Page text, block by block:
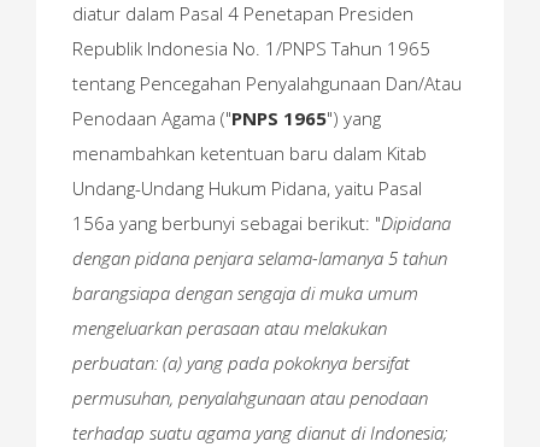
diatur dalam Pasal 4 Penetapan Presiden
Republik Indonesia No. 1/PNPS Tahun 1965
tentang Pencegahan Penyalahgunaan Dan/Atau
Penodaan Agama ("PNPS 1965") yang
menambahkan ketentuan baru dalam Kitab
Undang-Undang Hukum Pidana, yaitu Pasal
156a yang berbunyi sebagai berikut: "Dipidana
dengan pidana penjara selama-lamanya 5 tahun
barangsiapa dengan sengaja di muka umum
mengeluarkan perasaan atau melakukan
perbuatan: (a) yang pada pokoknya bersifat
permusuhan, penyalahgunaan atau penodaan
terhadap suatu agama yang dianut di Indonesia;